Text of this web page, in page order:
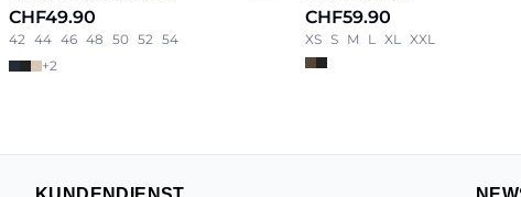
CHF49.90
42 44 46 48 50 52 54
+2
CHF59.90
XS S M L XL XXL